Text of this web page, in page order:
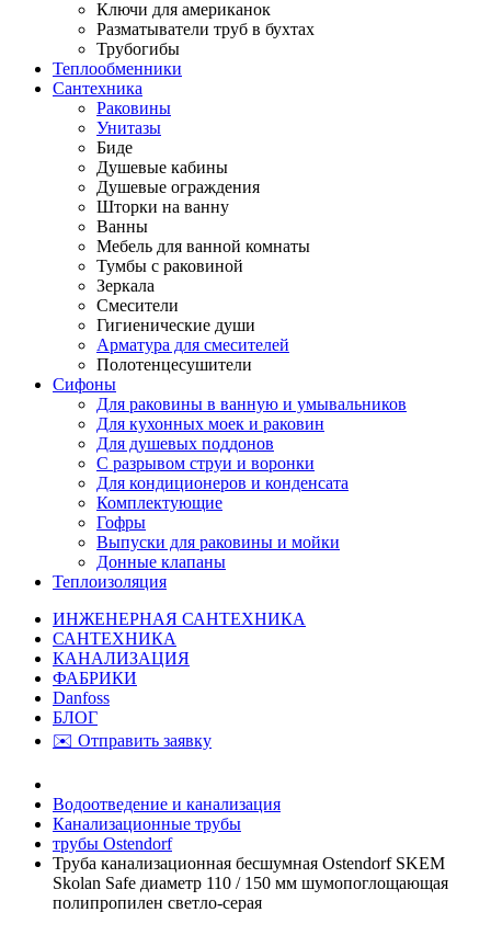
Ключи для американок
Разматыватели труб в бухтах
Трубогибы
Теплообменники
Сантехника
Раковины
Унитазы
Биде
Душевые кабины
Душевые ограждения
Шторки на ванну
Ванны
Мебель для ванной комнаты
Тумбы с раковиной
Зеркала
Смесители
Гигиенические души
Арматура для смесителей
Полотенцесушители
Сифоны
Для раковины в ванную и умывальников
Для кухонных моек и раковин
Для душевых поддонов
С разрывом струи и воронки
Для кондиционеров и конденсата
Комплектующие
Гофры
Выпуски для раковины и мойки
Донные клапаны
Теплоизоляция
ИНЖЕНЕРНАЯ САНТЕХНИКА
САНТЕХНИКА
КАНАЛИЗАЦИЯ
ФАБРИКИ
Danfoss
БЛОГ
✉️ Отправить заявку
Водоотведение и канализация
Канализационные трубы
трубы Ostendorf
Труба канализационная бесшумная Ostendorf SKEM
Skolan Safe диаметр 110 / 150 мм шумопоглощающая
полипропилен светло-серая